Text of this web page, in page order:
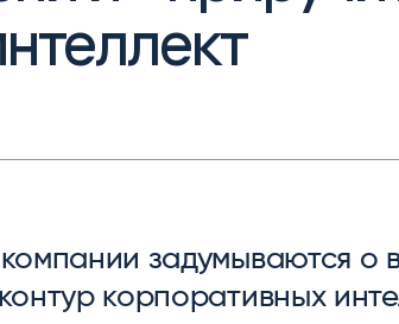
Polymatica EPM
ПЛАНИРОВАНИЕ И
БЮДЖЕТИРОВАНИЕ
задумываются о
корпоративных